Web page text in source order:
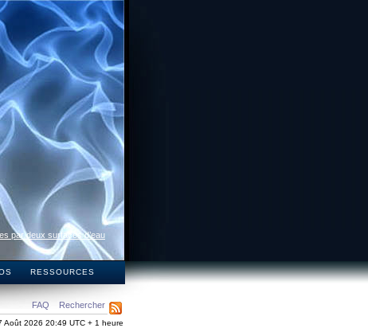
par deux surfaces d’eau
RESSOURCES
FAQ Rechercher
Août 2026 20:49 UTC + 1 heure